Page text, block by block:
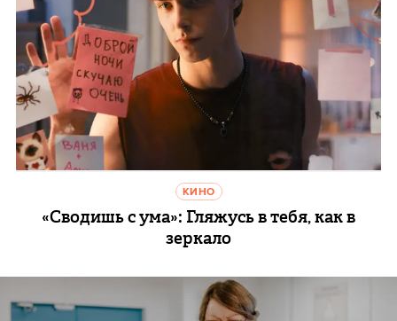
КИНО
«Сводишь с ума»: Гляжусь в тебя, как в
зеркало